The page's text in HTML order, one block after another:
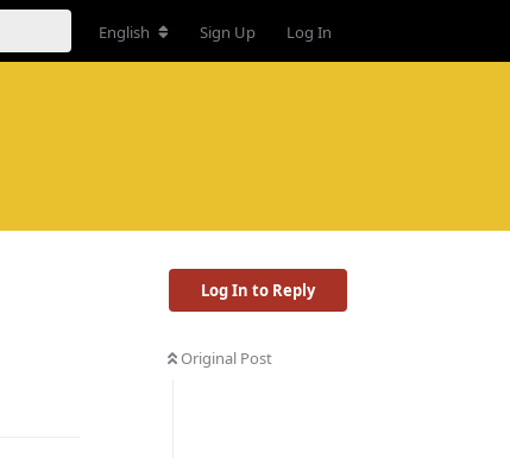
English Sign Up Log In
Log In to Reply
Original Post